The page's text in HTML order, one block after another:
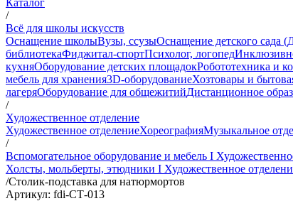
/
Всё для школы искусств
Оснащение школыВузы, ссузыОснащение детского сада
библиотекаФиджитал-спортПсихолог, логопед
кухняОборудование детских площадокРобототехника и
мебель для хранения3D-оборудованиеХозтовары и
лагеряОборудование для общежитийДистанционное
/
Художественное отделение
Художественное отделениеХореографияМузыкальное
/
Вспомогательное оборудование и мебель I
Холсты, мольберты, этюдники I Художественное
/Столик-подставка для натюрмортов
Артикул: fdi-СТ-013